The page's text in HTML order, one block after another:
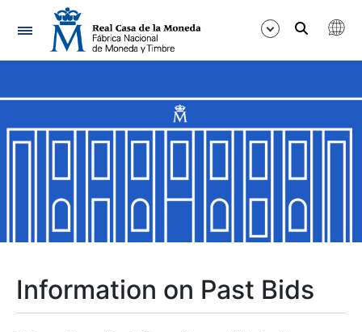
Navigation
Show/Hide
Show/Hide
Show/Hide
Information on Past Bids